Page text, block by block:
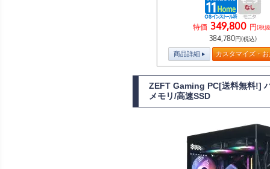
特価 349,800 円(税
384,780円(税込)
商品詳細 カスタマイズ・
ZEFT Gaming PC[送料無料!]
メモリ/高速SSD